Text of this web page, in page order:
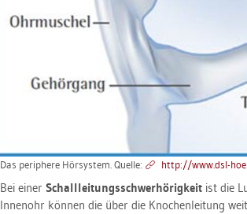
Das pe­ri­phe­re Hör­sys­tem. Quel­le: http://​www.​dsl-​
Bei einer Schall­lei­tungs­schwer­hö­rig­keitist die
In­nen­ohr kön­nen die über die Kno­chen­lei­tung